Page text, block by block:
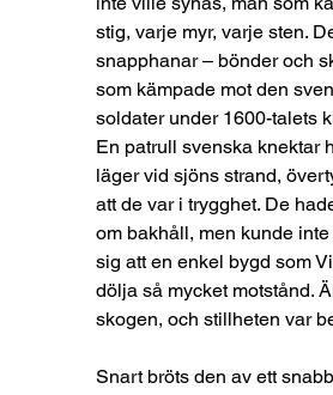
stig, varje myr, varje sten.
snapphanar – bönder och
som kämpade mot den
soldater under 1600-talets
En patrull svenska knektar
läger vid sjöns strand,
att de var i trygghet. De
om bakhåll, men kunde
sig att en enkel bygd som
dölja så mycket motstånd.
skogen, och stillheten var
Snart bröts den av ett